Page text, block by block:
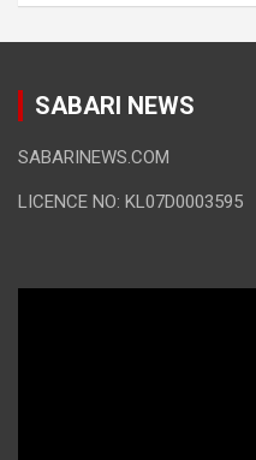
SABARI NEWS
SABARINEWS.COM
LICENCE NO: KL07D0003595